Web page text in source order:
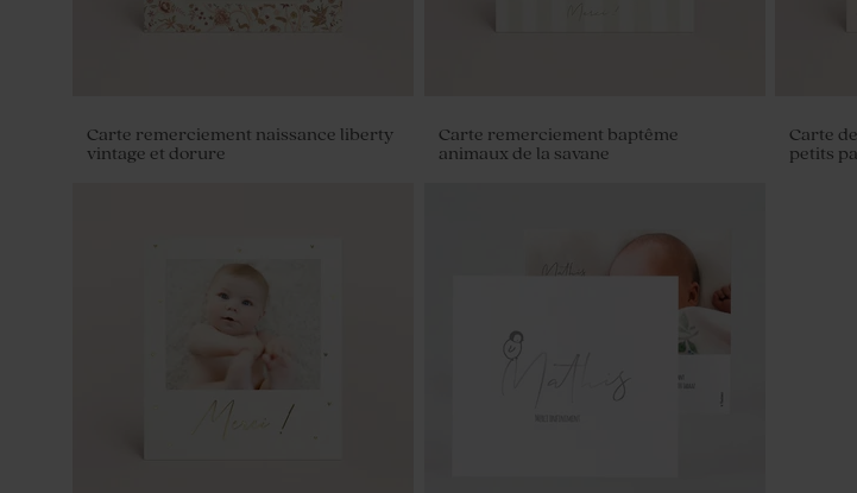
Dragées rose bébé 1 kg (± 240 ex) Pot en verre sel de bain rose baptême
Carte remerciement naissance liberty
vintage et dorure
Carte remerciement baptême
animaux de la savane
Carte
petits